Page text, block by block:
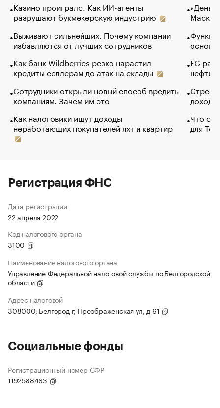
Казино проиграло. Как ИИ-агенты
разрушают букмекерскую индустрию
Выживают сильнейших. Почему компании
избавляются от лучших сотрудников
Как банк Wildberries резко нарастил
кредиты селлерам до атак на склады
Сотрудники открыли новый способ вредить
компаниям. Зачем им это
Как налоговики ищут доходы
неработающих покупателей яхт и квартир
Маск в
основ
ЕС
нефти
Что
для
Регистрация ФНС
Дата регистрации
22 апреля 2022
Код налогового органа
3100
Наименование налогового органа
Управление Федеральной налоговой службы по Белгородской
области
Адрес налоговой
308000, Белгород г, Преображенская ул, д 61
Социальные фонды
Регистрационный номер СФР
1192588463